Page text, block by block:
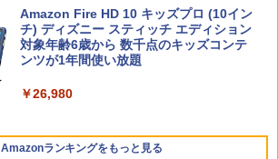
￥2,750
Amazon Fire HD 10 キッズプロ (10イン
チ) ディズニー スティッチ エディション
対象年齢6歳から 数千点のキッズコンテ
ンツが1年間使い放題
￥26,980
Amazonランキングをもっと見る